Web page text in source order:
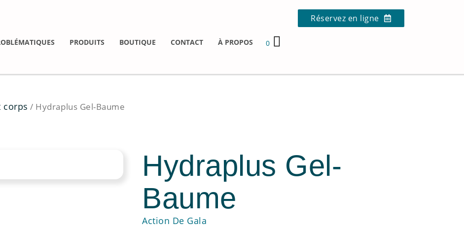
Réservez en ligne
PRODUITS BOUTIQUE CONTACT À PROPOS 0
corps / Hydraplus Gel-Baume
Hydraplus Gel-
Baume
Action De Gala